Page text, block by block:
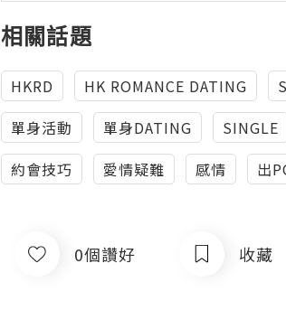
相關話題
HKRD HK ROMANCE DATING
單身活動
單身DATING SINGLE
約會技巧
愛情疑難 感情 出
0個讚好 收藏